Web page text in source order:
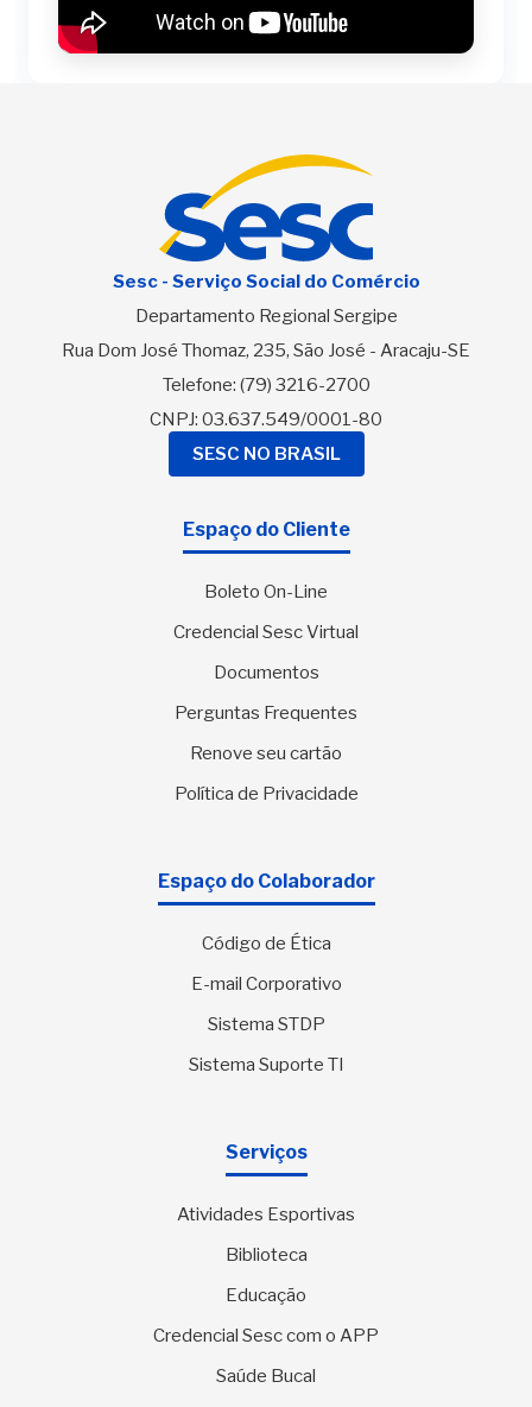
Sesc - Serviço Social do Comércio
Departamento Regional Sergipe
Rua Dom José Thomaz, 235, São José - Aracaju-SE
Telefone: (79) 3216-2700
CNPJ: 03.637.549/0001-80
SESC NO BRASIL
Espaço do Cliente
Boleto On-Line
Credencial Sesc Virtual
Documentos
Perguntas Frequentes
Renove seu cartão
Política de Privacidade
Espaço do Colaborador
Código de Ética
E-mail Corporativo
Sistema STDP
Sistema Suporte TI
Serviços
Atividades Esportivas
Biblioteca
Educação
Credencial Sesc com o APP
Saúde Bucal